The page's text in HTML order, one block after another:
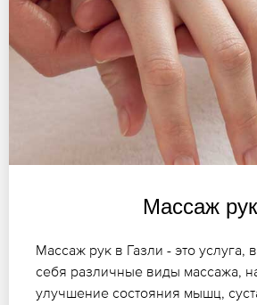
Массаж рук
Массаж рук в Газли - это
себя различные виды массажа,
улучшение состояния мышц,